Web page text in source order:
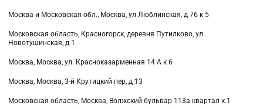
Москва и Московская обл., Москва, ул Люблинская, д 76 к 5
Московская область, Красногорск, деревня Путилково, ул
Новотушинская, д.1
Москва, Москва, ул. Красноказарменная 14 А к 6
Москва, Москва, 3-й Крутицкий пер, д 13
Московская область, Москва, Волжский бульвар 113а квартал к.1